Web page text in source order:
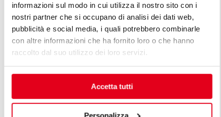
informazioni sul modo in cui utilizza il nostro sito con i
nostri partner che si occupano di analisi dei dati web,
pubblicità e social media, i quali potrebbero combinarle
con altre informazioni che ha fornito loro o che hanno
raccolto dal suo utilizzo dei loro servizi.
Accetta tutti
Personalizza
DÉCOUVREZ TOUTES LES LIGNES
DE LIGNE PREMIUM
spécifiques du client, en maintenant des standards
sécurité et technologie, unis à des lignes d'une beauté